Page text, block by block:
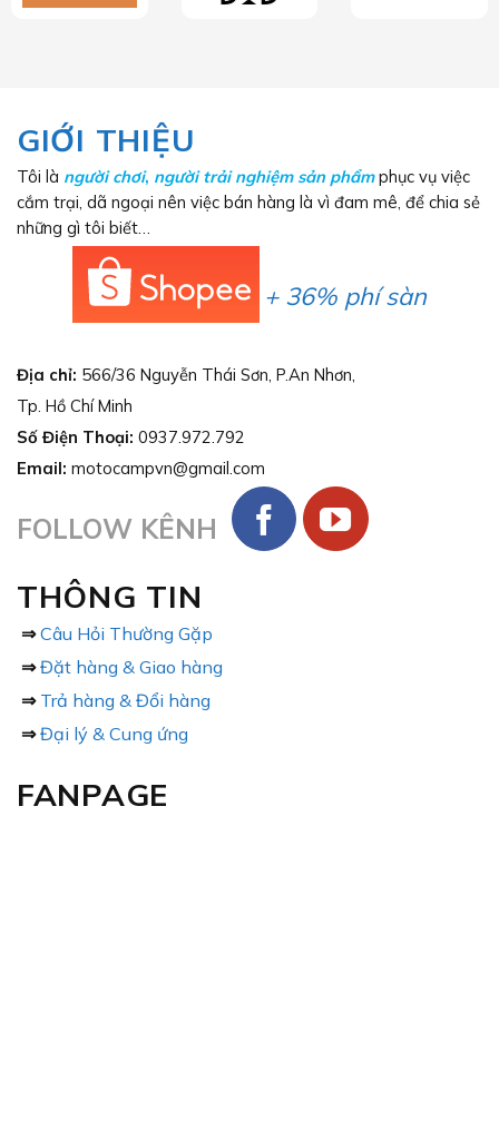
GIỚI THIỆU
Tôi là người chơi, người trải nghiệm sản phẩmphục vụ việc
cắm trại, dã ngoại nên việc bán hàng là vì đam mê, để chia sẻ
những gì tôi biết…
+ 36% phí sàn
Địa chỉ: 566/36 Nguyễn Thái Sơn, P.An Nhơn,
Tp. Hồ Chí Minh
Số Điện Thoại: 0937.972.792
Email: motocampvn@gmail.com
FOLLOW KÊNH
THÔNG TIN
⇒ Câu Hỏi Thường Gặp
⇒ Đặt hàng & Giao hàng
⇒ Trả hàng & Đổi hàng
⇒ Đại lý & Cung ứng
FANPAGE